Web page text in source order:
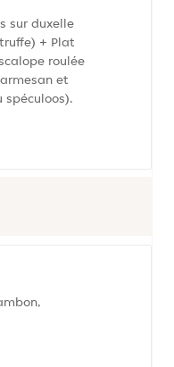
sur duxelle
+ Plat
roulée
et
spéculoos).